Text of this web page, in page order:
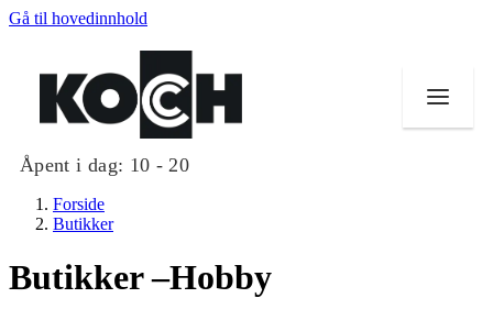
Gå til hovedinnhold
Åpent i dag: 10 - 20
Forside
Butikker
Butikker –Hobby